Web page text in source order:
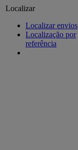
Localizar
Localizar envios
Localização por
referência